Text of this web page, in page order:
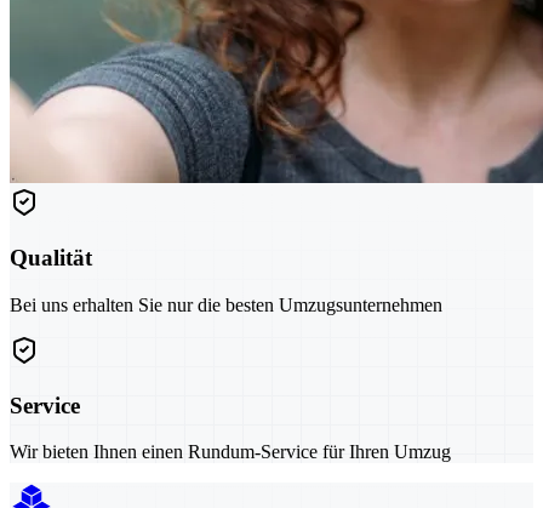
Qualität
Bei uns erhalten Sie nur die besten Umzugsunternehmen
Service
Wir bieten Ihnen einen Rundum-Service für Ihren Umzug